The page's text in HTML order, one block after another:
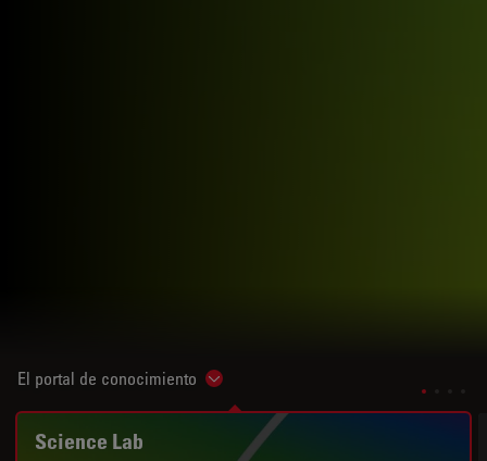
El portal de conocimiento Show subnavigation
Science Lab